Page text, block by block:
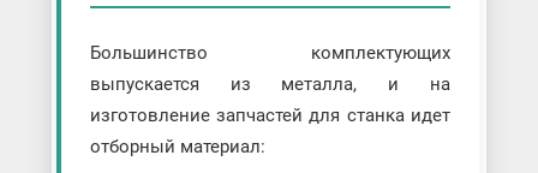
Большинство комплектующих
выпускается из металла, и на
изготовление запчастей для станка идет
отборный материал: